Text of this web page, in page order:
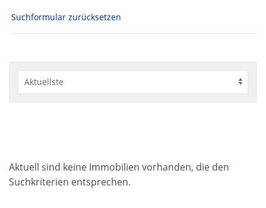
Suchformular zurücksetzen
Aktuell sind keine Immobilien vorhanden, die den
Suchkriterien entsprechen.